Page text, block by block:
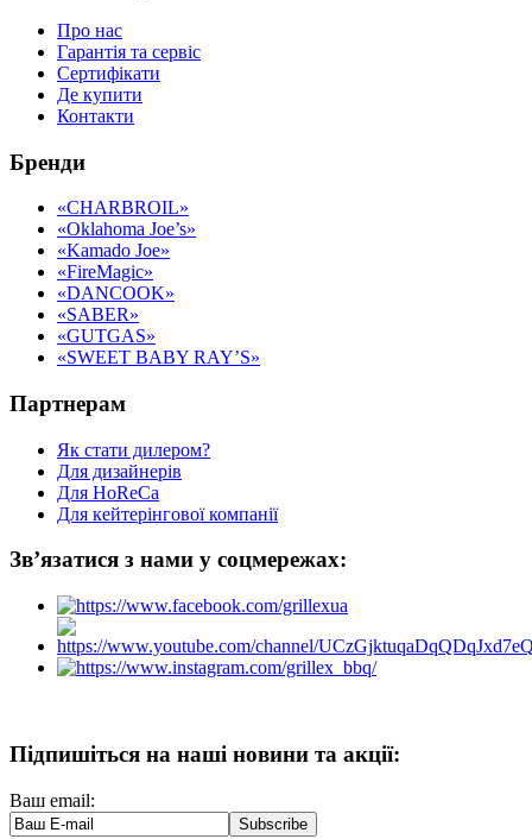
Про нас
Гарантія та сервіс
Сертифікати
Де купити
Контакти
Бренди
«CHARBROIL»
«Oklahoma Joe’s»
«Kamado Joe»
«FireMagic»
«DANCOOK»
«SABER»
«GUTGAS»
«SWEET BABY RAY’S»
Партнерам
Як стати дилером?
Для дизайнерів
Для HoReCa
Для кейтерінгової компанії
Зв’язатися з нами у соцмережах:
Підпишіться на наші новини та акції:
Ваш email: